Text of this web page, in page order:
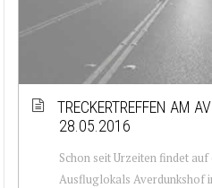
TRECKERTREFFEN AM
28.05.2016
Schon seit Urzeiten findet auf
Ausfluglokals Averdunkshof